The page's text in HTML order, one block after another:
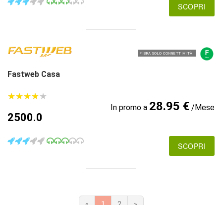
SCOPRI
FIBRA SOLO CONNETTIVITÀ
Fastweb Casa
★★★★★
★★★★★
2500.0
In promo a 28.95 €/Mese
SCOPRI